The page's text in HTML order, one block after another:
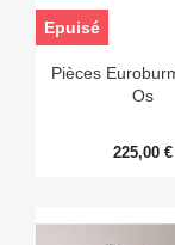
Pièces
Os
225,00 €
Epuisé